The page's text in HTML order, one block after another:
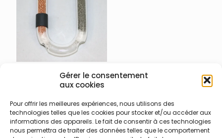
Gérer le consentement
aux cookies
Pour offrir les meilleures expériences, nous utilisons des
technologies telles que les cookies pour stocker et/ou accéder aux
informations des appareils. Le fait de consentir à ces technologies
nous permettra de traiter des données telles que le comportement
900-021-006 – Tube
épurateur (scrubber)
Lotix Teledyne Tekmar
Tube épurateur (srubber)
halogène pré-rempli avec
cuivre et étain pour